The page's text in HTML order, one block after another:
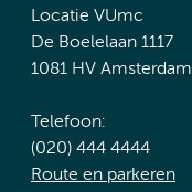
Locatie VUmc
De Boelelaan 1117
1081 HV Amsterdam
Telefoon:
(020) 444 4444
Route en parkeren